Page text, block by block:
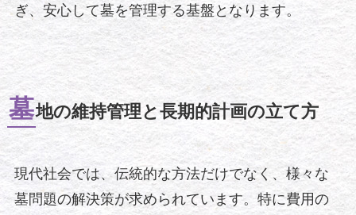
ぎ、安心して墓を管理する基盤となります。
墓地の維持管理と長期的計画の立て方
現代社会では、伝統的な方法だけでなく、様々な
墓問題の解決策が求められています。特に費用の